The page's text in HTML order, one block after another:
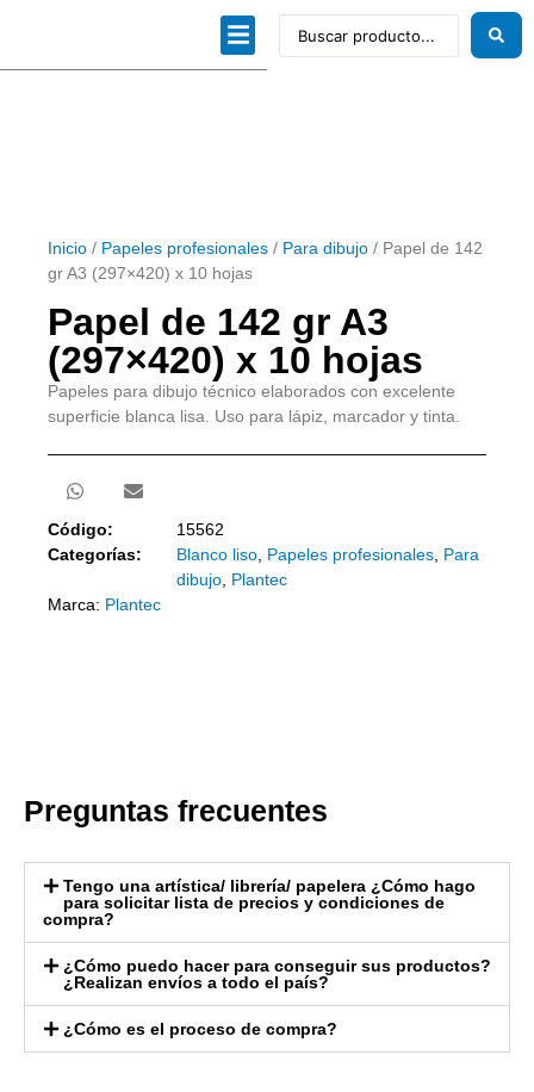
Inicio / Papeles profesionales / Para dibujo / Papel de 142
gr A3 (297×420) x 10 hojas
Papel de 142 gr A3
(297×420) x 10 hojas
Papeles para dibujo técnico elaborados con excelente
superficie blanca lisa. Uso para lápiz, marcador y tinta.
Código:
15562
Categorías:
Blanco liso, Papeles profesionales, Para
dibujo, Plantec
Marca: Plantec
Preguntas frecuentes
Tengo una artística/ librería/ papelera ¿Cómo hago
para solicitar lista de precios y condiciones de
compra?
¿Cómo puedo hacer para conseguir sus productos?
¿Realizan envíos a todo el país?
¿Cómo es el proceso de compra?